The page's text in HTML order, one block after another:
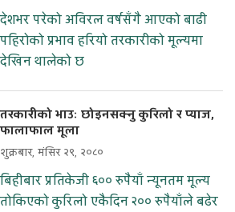
देशभर परेको अविरल वर्षसँगै आएको बाढी
पहिरोको प्रभाव हरियो तरकारीको मूल्यमा
देखिन थालेको छ
तरकारीको भाउः छोइनसक्नु कुरिलो र प्याज,
फालाफाल मूला
शुक्रबार, मंसिर २९, २०८०
बिहीबार प्रतिकेजी ६०० रुपैयाँ न्यूनतम मूल्य
तोकिएको कुरिलो एकैदिन २०० रुपैयाँले बढेर